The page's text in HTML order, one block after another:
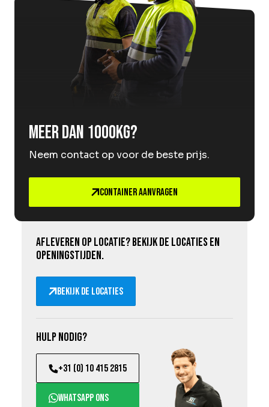
Meer dan 1000kg?
Neem contact op voor de beste prijs.
Container aanvragen
Afleveren op locatie? Bekijk de locaties en
openingstijden.
Bekijk de locaties
Hulp nodig?
+31 (0) 10 415 2815
WhatsApp ons